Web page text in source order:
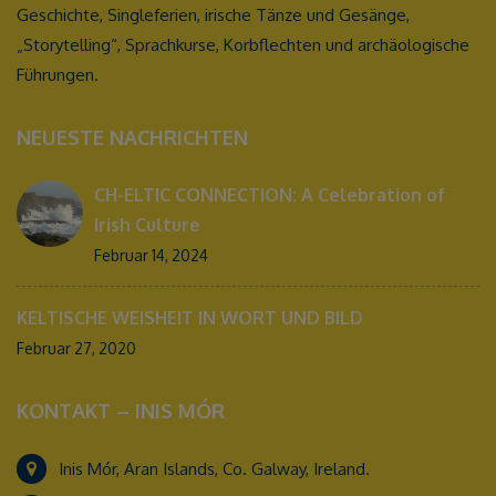
Geschichte, Singleferien, irische Tänze und Gesänge,
„Storytelling“, Sprachkurse, Korbflechten und archäologische
Führungen.
NEUESTE NACHRICHTEN
CH-ELTIC CONNECTION: A Celebration of
Irish Culture
Februar 14, 2024
KELTISCHE WEISHEIT IN WORT UND BILD
Februar 27, 2020
KONTAKT – INIS MÓR
Inis Mór, Aran Islands, Co. Galway, Ireland.